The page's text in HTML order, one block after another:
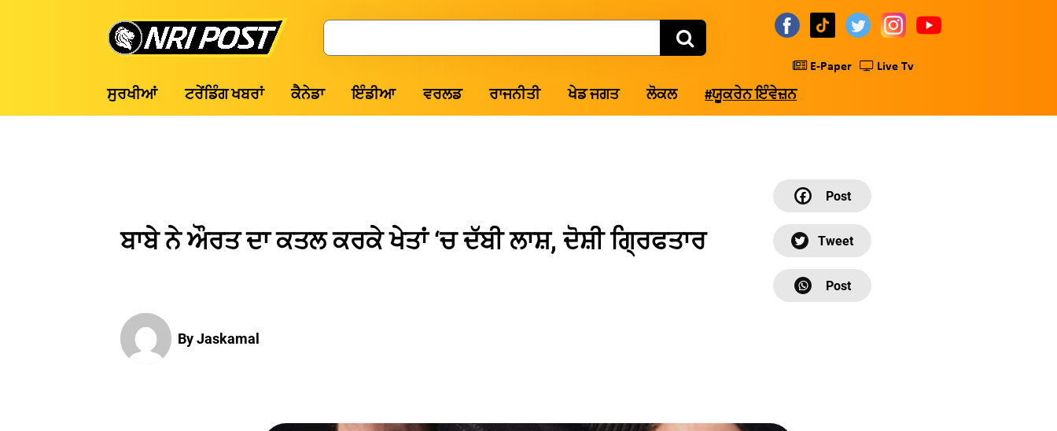
Post
Search
E-Paper Live Tv
ਸੁਰਖੀਆਂ ਟਰੇਂਡਿੰਗ ਖਬਰਾਂ ਕੈਨੇਡਾ ਇੰਡੀਆ ਵਰਲਡ ਰਾਜਨੀਤੀ ਖੇਡ ਜਗਤ ਲੋਕਲ #ਯੂਕਰੇਨ ਇੰਵੇਜ਼ਨ
ਬਾਬੇ ਨੇ ਔਰਤ ਦਾ ਕਤਲ ਕਰਕੇ ਖੇਤਾਂ ‘ਚ ਦੱਬੀ ਲਾਸ਼, ਦੋਸ਼ੀ ਗ੍ਰਿਫਤਾਰ
By Jaskamal